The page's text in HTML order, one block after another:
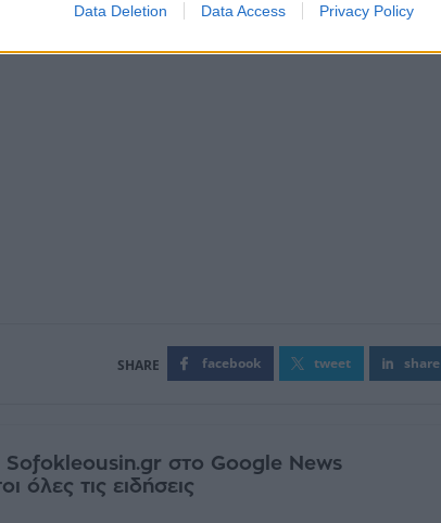
Data Deletion Data Access Privacy Policy
facebook tweet share
Sofokleousin.gr στο Google News
όλες τις ειδήσεις